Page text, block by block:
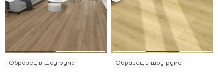
Образец в шоу-руме Образец в шоу-руме